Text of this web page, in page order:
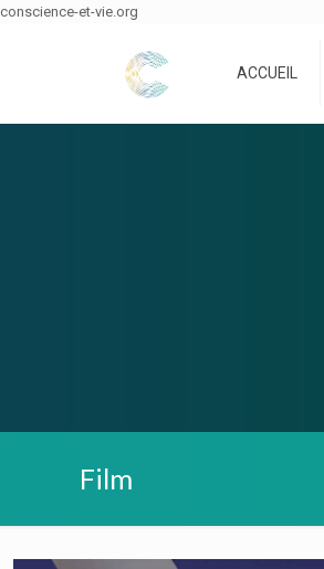
conscience-et-vie.org
ACCUEIL
Film